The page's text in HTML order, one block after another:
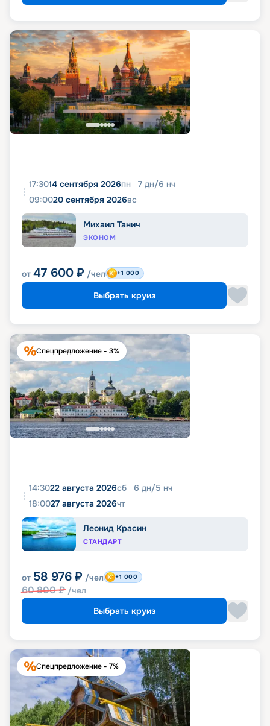
17:3014 сентября 2026пн 7 дн/6 нч
09:0020 сентября 2026вс
Михаил Танич
ЭКОНОМ
от 47 600 ₽ /чел +1 000
Выбрать круиз
Спецпредложение - 3%
14:3022 августа 2026сб 6 дн/5 нч
18:0027 августа 2026чт
Леонид Красин
СТАНДАРТ
от 58 976 ₽ /чел
60 800₽ /чел
+1 000
Выбрать круиз
Спецпредложение - 7%